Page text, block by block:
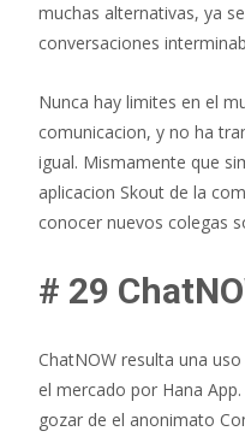
muchas alternativas, ya
conversaciones
Nunca hay limites en el
comunicacion, y no ha
igual. Mismamente que
aplicacion Skout de la
conocer nuevos colegas
# 29
ChatNOW resulta una
el mercado por Hana
gozar de el anonimato